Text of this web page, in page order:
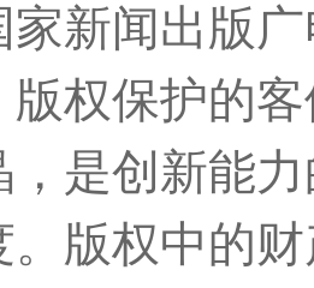
新闻出版广
版权保护的
，是创新能
。版权中的